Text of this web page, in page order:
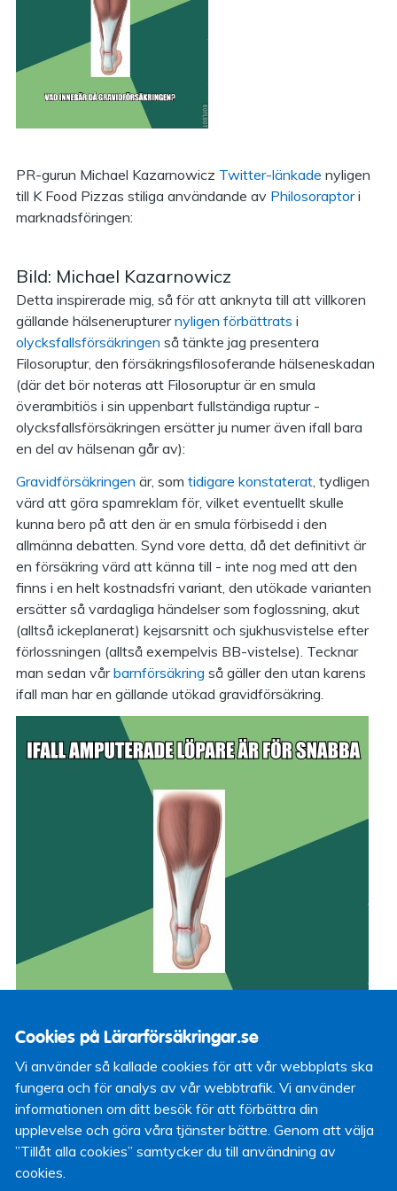
Cookies på Lärarförsäkringar.se
Vi använder så kallade cookies för att vår webbplats ska
fungera och för analys av vår webbtrafik. Vi använder
informationen om ditt besök för att förbättra din
upplevelse och göra våra tjänster bättre. Genom att välja
”Tillåt alla cookies” samtycker du till användning av
cookies.
PR-gurun Michael Kazarnowicz Twitter-länkade nyligen
till K Food Pizzas stiliga användande av Philosoraptori
marknadsföringen:
Bild: Michael Kazarnowicz
Detta inspirerade mig, så för att anknyta till att villkoren
gällande hälsenerupturernyligen förbättrats i
olycksfallsförsäkringen så tänkte jag presentera
Filosoruptur, den försäkringsfilosoferande hälseneskadan
(där det bör noteras att Filosoruptur är en smula
överambitiös i sin uppenbart fullständiga ruptur -
olycksfallsförsäkringen ersätter ju numer även ifall bara
en del av hälsenan går av):
Gravidförsäkringen är, som tidigare konstaterat , tydligen
värd att göra spamreklam för, vilket eventuellt skulle
kunna bero på att den är en smula förbisedd i den
allmänna debatten. Synd vore detta, då det definitivt är
en försäkring värd att känna till - inte nog med att den
finns i en helt kostnadsfri variant, den utökade varianten
ersätter så vardagliga händelser som foglossning, akut
(alltså ickeplanerat) kejsarsnitt och sjukhusvistelse efter
förlossningen (alltså exempelvis BB-vistelse). Tecknar
man sedan vårbarnförsäkring så gäller den utan karens
ifall man har en gällande utökad gravidförsäkring.
Filosoruptur alluderar här tydligt till den sydafrikanske
löparen
Oscar Pistorius
tävlingar då han anses ha för stor fördel av att ha
genomgått en dubbel benamputation. På det
återkommande temat teknisk utveckling (
3